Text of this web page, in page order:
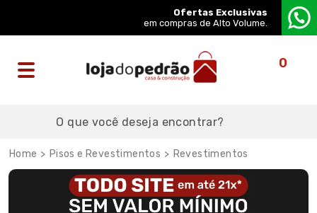
Ofertas Exclusivas
em compras de Alto Volume.
0
Pisos e Revestimentos Revestimentos